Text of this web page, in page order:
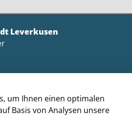
Leverkusen
um Ihnen einen optimalen
Basis von Analysen unsere